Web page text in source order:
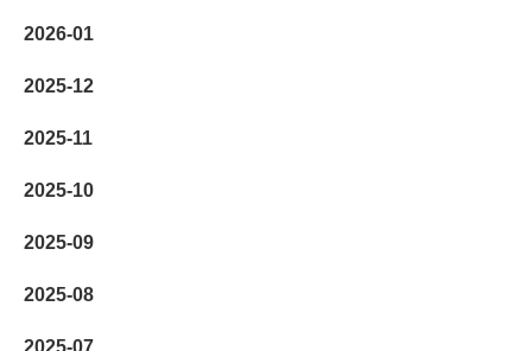
2026-01
2025-12
2025-11
2025-10
2025-09
2025-08